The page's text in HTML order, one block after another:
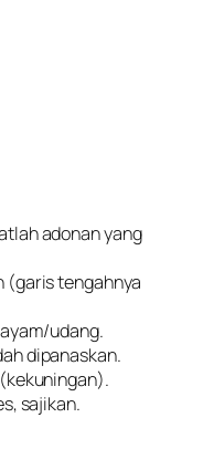
adonan yang
(garis tengahnya
udang.
dipanaskan.
sajikan.